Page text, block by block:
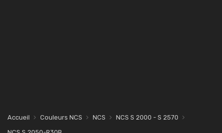
Accueil Couleurs NCS NCS
NCS S 2000 - S 2570